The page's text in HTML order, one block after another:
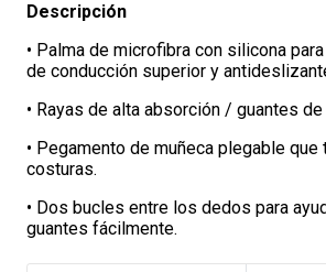
Descripción
• Palma de microfibra con silicona
de conducción superior y
• Rayas de alta absorción / guantes
• Pegamento de muñeca plegable que
costuras.
• Dos bucles entre los dedos para
guantes fácilmente.